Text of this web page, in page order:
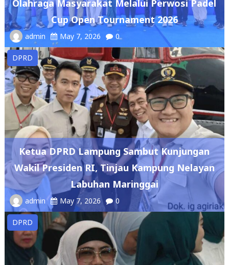
admin May 7, 2026 0
DPRD
Ketua DPRD Lampung Sambut Kunjungan
Wakil Presiden RI, Tinjau Kampung Nelayan
Labuhan Maringgai
admin May 7, 2026 0
DPRD